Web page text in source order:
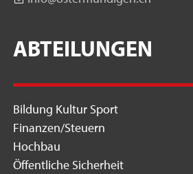
ABTEILUNGEN
Bildung Kultur Sport
Finanzen/Steuern
Hochbau
Öffentliche Sicherheit